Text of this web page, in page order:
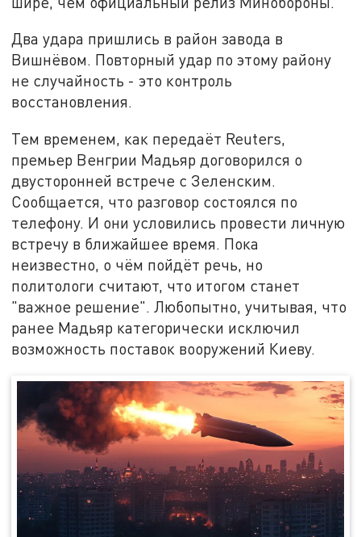
Два удара пришлись в район завода в
Вишнёвом. Повторный удар по этому району
не случайность - это контроль
восстановления.
Тем временем, как передаёт Reuters,
премьер Венгрии Мадьяр договорился о
двусторонней встрече с Зеленским.
Сообщается, что разговор состоялся по
телефону. И они условились провести личную
встречу в ближайшее время. Пока
неизвестно, о чём пойдёт речь, но
политологи считают, что итогом станет
"важное решение". Любопытно, учитывая, что
ранее Мадьяр категорически исключил
возможность поставок вооружений Киеву.